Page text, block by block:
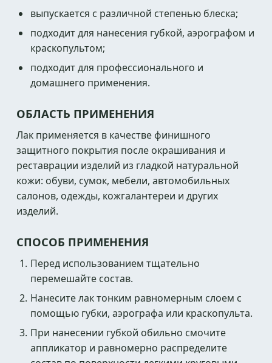
выпускается с различной степенью блеска;
подходит для нанесения губкой, аэрографом и
краскопультом;
подходит для профессионального и
домашнего применения.
ОБЛАСТЬ ПРИМЕНЕНИЯ
Лак применяется в качестве финишного
защитного покрытия после окрашивания и
реставрации изделий из гладкой натуральной
кожи: обуви, сумок, мебели, автомобильных
салонов, одежды, кожгалантереи и других
изделий.
СПОСОБ ПРИМЕНЕНИЯ
Перед использованием тщательно
перемешайте состав.
Нанесите лак тонким равномерным слоем с
помощью губки, аэрографа или краскопульта.
При нанесении губкой обильно смочите
аппликатор и равномерно распределите